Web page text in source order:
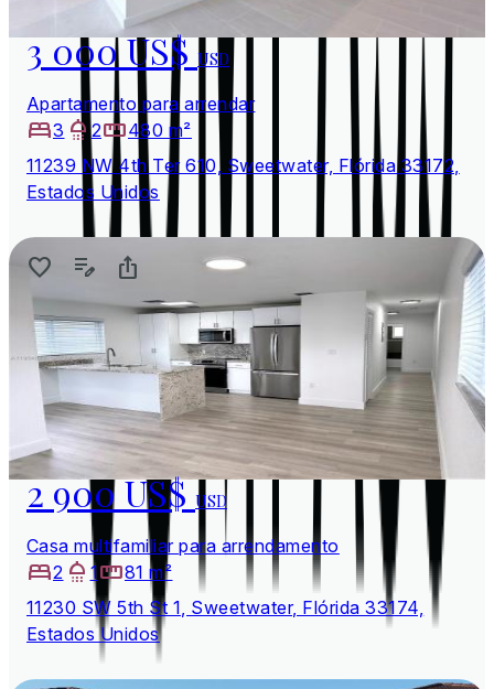
3 000 US$USD
Apartamento para arrendar
3
2
480 m²
11239 NW 4th Ter 610, Sweetwater, Flórida 33172,
Estados Unidos
2 900 US$USD
Casa multifamiliar para arrendamento
2
1
81 m²
11230 SW 5th St 1, Sweetwater, Flórida 33174,
Estados Unidos